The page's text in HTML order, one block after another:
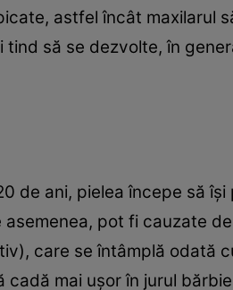
astfel încât maxilarul
să se dezvolte, în
de ani, pielea începe să
asemenea, pot fi cauzate
care se întâmplă odată
cadă mai uşor în jurul